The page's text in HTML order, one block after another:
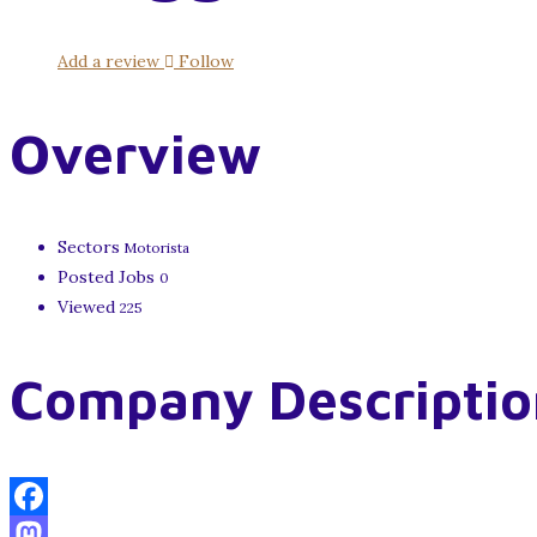
Add a review Follow
Overview
Sectors Motorista
Posted Jobs 0
Viewed 225
Company